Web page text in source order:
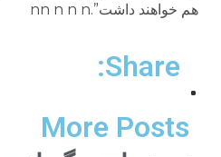
هم خواهند داشت”.nn n n n
Share:
More Posts